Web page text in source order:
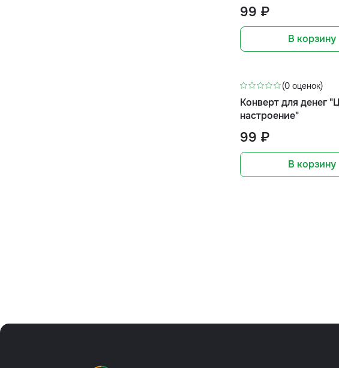
99 ₽
В корзину
(0 оценок)
Конверт для денег
настроение"
99 ₽
В корзину